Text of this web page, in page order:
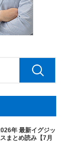
年 最新イグジッ
まとめ読み【7月